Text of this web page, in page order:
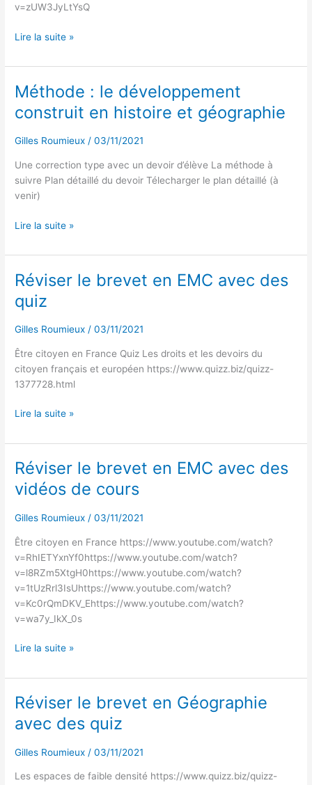
v=zUW3JyLtYsQ
Lire la suite »
Méthode : le développement
construit en histoire et géographie
Gilles Roumieux/03/11/2021
Une correction type avec un devoir d’élève La méthode à
suivre Plan détaillé du devoir Télecharger le plan détaillé (à
venir)
Méthode
le
développement
en
histoire
et
Lire la suite »
Réviser le brevet en EMC avec des
quiz
Gilles Roumieux /03/11/2021
Être citoyen en France Quiz Les droits et les devoirs du
citoyen français et européen https://www.quizz.biz/quizz-
1377728.html
Réviser
brevet
en
avec
des
quiz
Lire la suite »
Réviser le brevet en EMC avec des
vidéos de cours
Gilles Roumieux /03/11/2021
Être citoyen en France https://www.youtube.com/watch?
v=RhIETYxnYf0https://www.youtube.com/watch?
v=l8RZm5XtgH0https://www.youtube.com/watch?
v=1tUzRrl3IsUhttps://www.youtube.com/watch?
v=Kc0rQmDKV_Ehttps://www.youtube.com/watch?
v=wa7y_IkX_0s
Réviser
brevet
en
avec
des
vidéos
de
cours
Lire la suite »
Réviser le brevet en Géographie
avec des quiz
Gilles Roumieux /03/11/2021
Les espaces de faible densité https://www.quizz.biz/quizz-
Réviser
brevet
avec